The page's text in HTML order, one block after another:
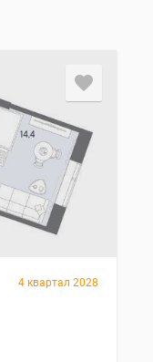
4 квартал 2028